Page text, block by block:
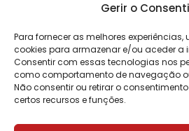
Gerir o
Para fornecer as melhores
cookies para armazenar e/ou aceder a
Consentir com essas tecnologias nos
como comportamento de navegação
Não consentir ou retirar o
certos recursos e funções.
© Copyright 2026 Saída de
direitos